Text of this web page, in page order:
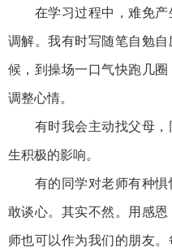
在学习过程中，难免产
调解。我有时写随笔自勉
候，到操场一口气快跑几圈
调整心情。
有时我会主动找父母，
生积极的影响。
有的同学对老师有种惧
敢谈心。其实不然。用感
师也可以作为我们的朋友